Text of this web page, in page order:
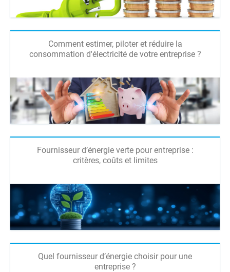
Comment estimer, piloter et réduire la
consommation d'électricité de votre entreprise ?
Fournisseur d’énergie verte pour entreprise :
critères, coûts et limites
Quel fournisseur d’énergie choisir pour une
entreprise ?